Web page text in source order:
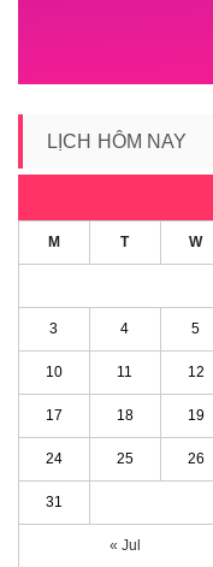
LỊCH HÔM NAY
M T W
« Jul
3 4 5
10 11 12
17 18 19
24 25 26
31